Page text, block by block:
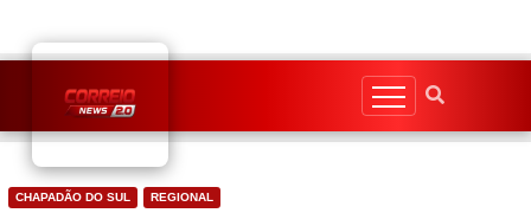
content
CHAPADÃO DO SUL REGIONAL